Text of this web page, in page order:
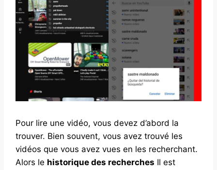
Pour lire une vidéo, vous devez d’abord la
trouver. Bien souvent, vous avez trouvé les
vidéos que vous avez vues en les recherchant.
Alors le historique des recherches Il est